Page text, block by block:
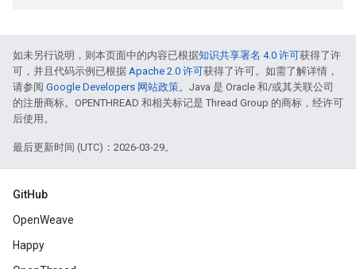
如未另行说明，则本页面中的内容已根据知识共享署名 4.0 许可获得了许
可，并且代码示例已根据 Apache 2.0 许可获得了许可。如需了解详情，
请参阅 Google Developers 网站政策。Java 是 Oracle 和/或其关联公司
的注册商标。OPENTHREAD 和相关标记是 Thread Group 的商标，经许可
后使用。
最后更新时间 (UTC)：2026-03-29。
GitHub
OpenWeave
Happy